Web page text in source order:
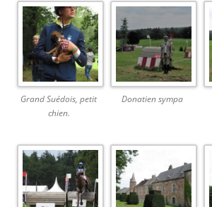
Grand Suédois, petit
chien.
Donatien sympa